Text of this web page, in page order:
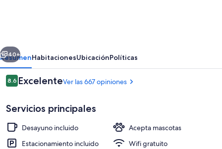
Rey
Siguiente
40+
ResumenHabitacionesUbicaciónPolíticas
Opiniones
8.68.6 de 10,
ExcelenteVer las 667 opiniones
Servicios principales
Desayuno incluido
Acepta mascotas
Estacionamiento incluido
Wifi gratuito